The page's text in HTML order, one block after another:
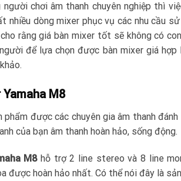
người chơi âm thanh chuyên nghiệp thì
nhiều dòng mixer phục vụ các nhu cầu
rằng giá bàn mixer tốt sẽ không có
để lựa chọn được bàn mixer giá
Yamaha M8
phẩm được các chuyên gia âm thanh
của bạn âm thanh hoàn hảo, sống động.
M8hỗ trợ 2 line stereo và 8 line
được hoàn hảo nhất. Có thể nói đây là